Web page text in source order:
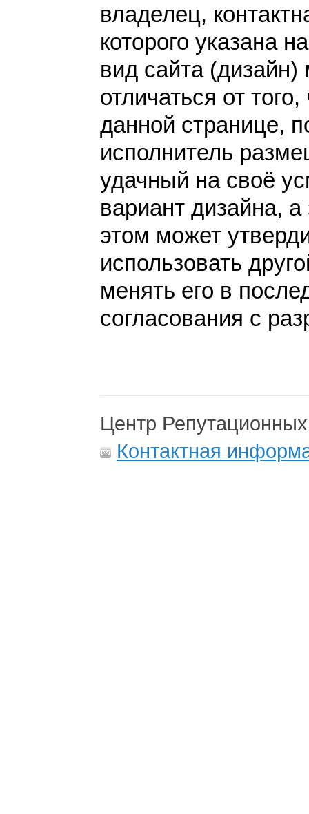
владелец,
которого указана
вид сайта (дизайн)
отличаться от
данной странице,
исполнитель
удачный на своё
вариант дизайна, а
этом может
использовать
менять его в
согласования с
Центр
Контактная